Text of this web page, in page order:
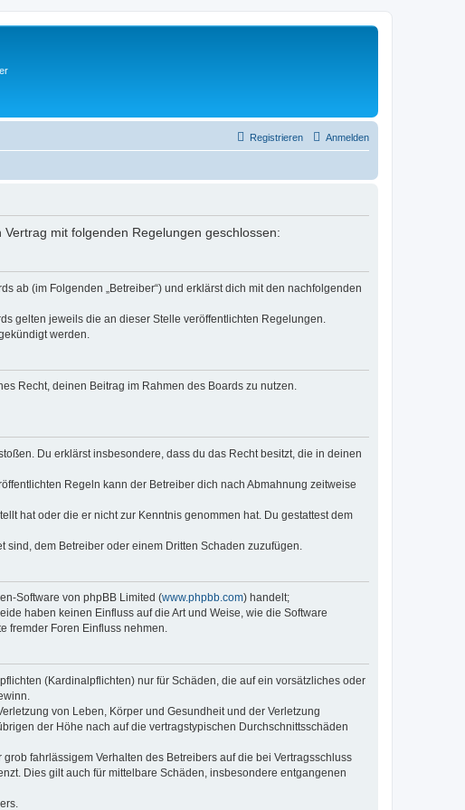
Anmelden
Registrieren
mit folgenden Regelungen geschlossen:
ab (im Folgenden „Betreiber“) und erklärst dich mit den nachfolgenden
gelten jeweils die an dieser Stelle veröffentlichten Regelungen.
werden.
Recht, deinen Beitrag im Rahmen des Boards zu nutzen.
Du erklärst insbesondere, dass du das Recht besitzt, die in deinen
Regeln kann der Betreiber dich nach Abmahnung zeitweise
hat oder die er nicht zur Kenntnis genommen hat. Du gestattest dem
dem Betreiber oder einem Dritten Schaden zuzufügen.
Software von phpBB Limited (www.phpbb.com) handelt;
haben keinen Einfluss auf die Art und Weise, wie die Software
fremder Foren Einfluss nehmen.
(Kardinalpflichten) nur für Schäden, die auf ein vorsätzliches oder
von Leben, Körper und Gesundheit und der Verletzung
der Höhe nach auf die vertragstypischen Durchschnittsschäden
fahrlässigem Verhalten des Betreibers auf die bei Vertragsschluss
Dies gilt auch für mittelbare Schäden, insbesondere entgangenen